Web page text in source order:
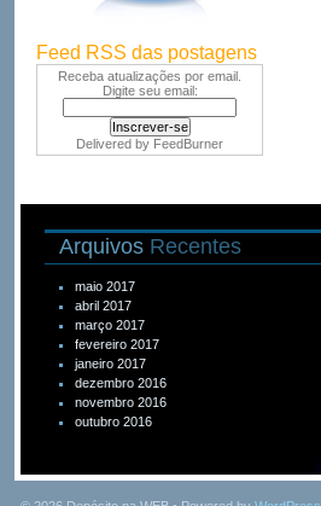
Feed RSS das postagens
Receba atualizações por email.
Digite seu email:
Delivered by FeedBurner
Arquivos Recentes
maio 2017
abril 2017
março 2017
fevereiro 2017
janeiro 2017
dezembro 2016
novembro 2016
outubro 2016